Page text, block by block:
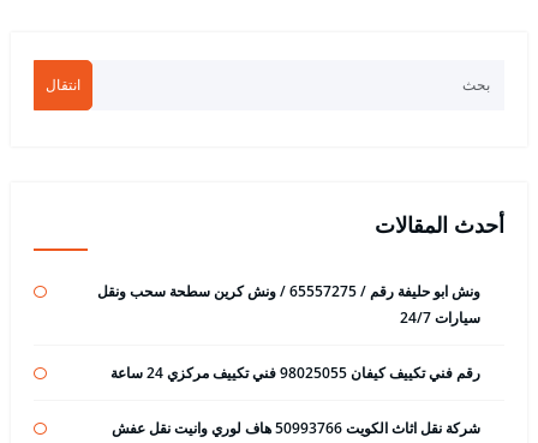
انتقال
أحدث المقالات
ونش ابو حليفة رقم / 65557275 / ونش كرين سطحة سحب ونقل
سيارات 24/7
رقم فني تكييف كيفان 98025055 فني تكييف مركزي 24 ساعة
شركة نقل اثاث الكويت 50993766 هاف لوري وانيت نقل عفش